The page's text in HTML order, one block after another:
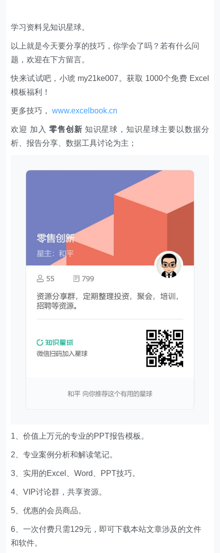
学习资料见知识星球。
以上就是今天要分享的技巧，你学会了吗？若有什么问
题，欢迎在下方留言。
快来试试吧，小琥 my21ke007。获取 1000个免费 Excel
模板福利​​​​！
更多技巧，www.excelbook.cn
欢迎 加入 零售创新 知识星球，知识星球主要以数据分
析、报告分享、数据工具讨论为主；
1、价值上万元的专业的PPT报告模板。
2、专业案例分析和解读笔记。
3、实用的Excel、Word、PPT技巧。
4、VIP讨论群，共享资源。
5、优惠的会员商品。
6、一次付费只需129元，即可下载本站文章涉及的文件
和软件。